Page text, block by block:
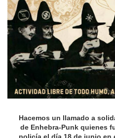
Hacemos un llamado a
de Enhebra-Punk quienes
policía el día 18 de junio en